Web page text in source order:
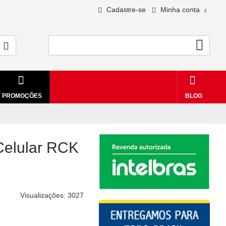
Cadastre-se Minha conta
PROMOÇÕES BLOG
RCK
Visualizações: 3027